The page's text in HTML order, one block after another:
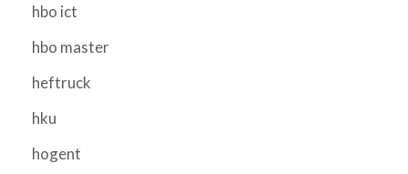
hbo ict
hbo master
heftruck
hku
hogent